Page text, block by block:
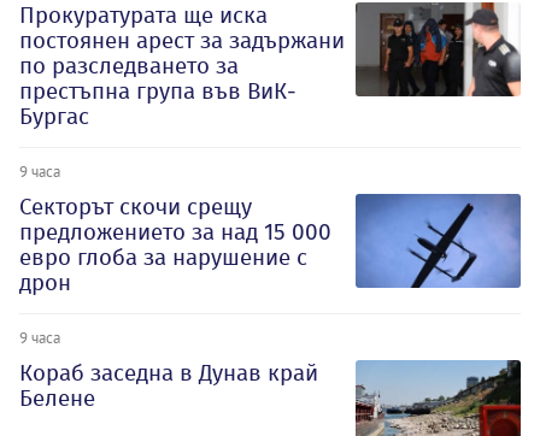
Прокуратурата ще иска
постоянен арест за задържани
по разследването за
престъпна група във ВиК-
Бургас
9 часа
Секторът скочи срещу
предложението за над 15 000
евро глоба за нарушение с
дрон
9 часа
Кораб заседна в Дунав край
Белене